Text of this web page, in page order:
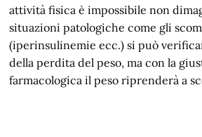
attività fisica è impossibile non
situazioni patologiche come gli
(iperinsulinemie ecc.) si può
della perdita del peso, ma con la
farmacologica il peso riprenderà a